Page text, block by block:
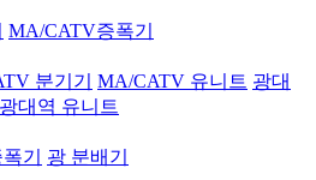
MA/CATV증폭기
분기기 MA/CATV 유니트 광대
광대역 유니트
기
광 분배기